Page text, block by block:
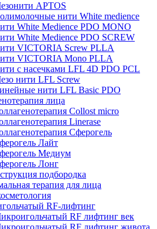
APTOS
нити White medience
White Medience PDO MONO
White Medience PDO SCREW
VICTORIA Screw PLLA
VICTORIA Mono PLLA
с насечками LFL 4D PDO PCL
нити LFL Screw
нити LFL Basic PDO
лица
Collost micro
Linerase
Сферогель
Лайт
Медиум
Лонг
подбородка
терапия для лица
RF-лифтинг
RF лифтинг век
RF лифтинг живота